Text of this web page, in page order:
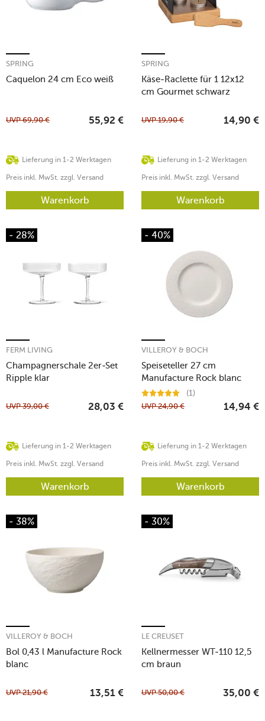
Caquelon 24 cm Eco weiß
SPRING
Lieferung in 1-2 Werktagen
UVP69,90 € 55,92 €
Preis inkl. MwSt. zzgl. Versand
Warenkorb
Käse-Raclette für 1 12x12
cm Gourmet schwarz
SPRING
Lieferung in 1-2 Werktagen
UVP19,90 € 14,90 €
Preis inkl. MwSt. zzgl. Versand
Warenkorb
- 28%
Champagnerschale 2er-Set
Ripple klar
FERM LIVING
Lieferung in 1-2 Werktagen
UVP39,00 € 28,03 €
Preis inkl. MwSt. zzgl. Versand
Warenkorb
- 40%
Speiseteller 27 cm
Manufacture Rock blanc
VILLEROY & BOCH
(1)
Lieferung in 1-2 Werktagen
UVP24,90 € 14,94 €
Preis inkl. MwSt. zzgl. Versand
Warenkorb
- 38%
Bol 0,43 l Manufacture Rock
blanc
VILLEROY & BOCH
UVP21,90 € 13,51 €
- 30%
Kellnermesser WT-110 12,5
cm braun
LE CREUSET
UVP50,00 € 35,00 €